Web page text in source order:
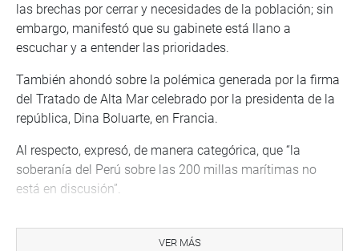
las brechas por cerrar y necesidades de la población; sin
embargo, manifestó que su gabinete está llano a
escuchar y a entender las prioridades.
También ahondó sobre la polémica generada por la firma
del Tratado de Alta Mar celebrado por la presidenta de la
república, Dina Boluarte, en Francia.
Al respecto, expresó, de manera categórica, que “la
soberanía del Perú sobre las 200 millas marítimas no
está en discusión”.
lucha contra la criminalidad. Afirmó que el plan de
VER MÁS